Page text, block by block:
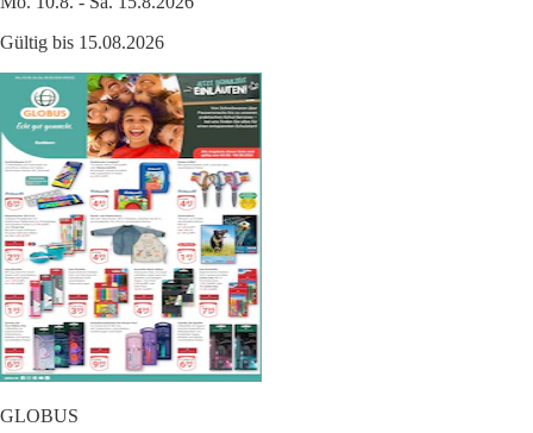
Gültig bis 15.08.2026
GLOBUS